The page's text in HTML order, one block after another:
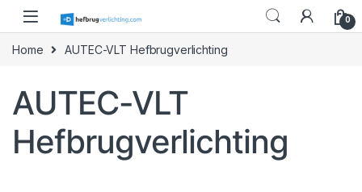
Skip to navigation
Skip to content
0
Home AUTEC-VLT Hefbrugverlichting
AUTEC-VLT
Hefbrugverlichting